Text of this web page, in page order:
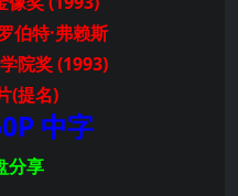
伯特·弗赖斯
院奖 (1993)
(提名)
中字
分享